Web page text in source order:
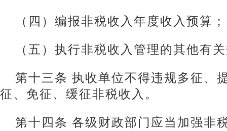
（四）编报非税收入年度收入预算；
（五）执行非税收入管理的其他有
第十三条 执收单位不得违规多征、
征、免征、缓征非税收入。
第十四条 各级财政部门应当加强非